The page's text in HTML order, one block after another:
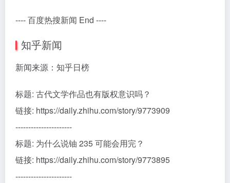
---- 百度热搜新闻 End ----
知乎新闻
新闻来源：知乎日榜
标题: 古代文学作品也有版权意识吗？
链接: https://daily.zhihu.com/story/9773909
----------------------
标题: 为什么说铀 235 可能会用完？
链接: https://daily.zhihu.com/story/9773895
----------------------